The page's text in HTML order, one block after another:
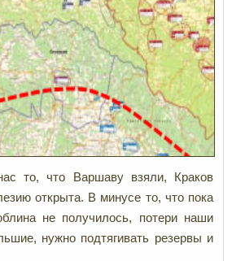
то, что Варшаву взяли, Краков
открыта. В минусе то, что пока
не получилось, потери наши
нужно подтягивать резервы и